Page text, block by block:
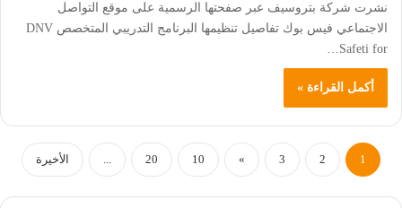
نشرت شركة بتروسيف عبر صفحتها الرسمية على موقع التواصل
الاجتماعي فيس بوك تفاصيل تنظيمها البرنامج التدريبي المتخصص DNV
Safeti for…
أكمل القراءة »
1
2
3
»
10
20
... الأخيرة